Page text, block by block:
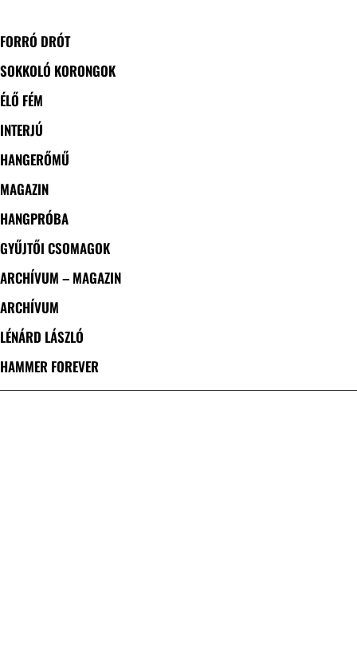
FORRÓ DRÓT
SOKKOLÓ KORONGOK
ÉLŐ FÉM
INTERJÚ
HANGERŐMŰ
MAGAZIN
HANGPRÓBA
GYŰJTŐI CSOMAGOK
ARCHÍVUM – MAGAZIN
ARCHÍVUM
LÉNÁRD LÁSZLÓ
HAMMER FOREVER